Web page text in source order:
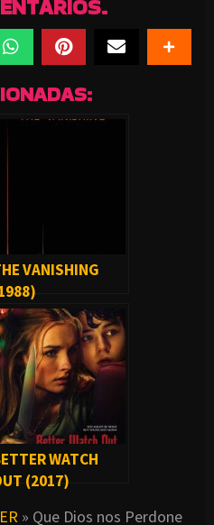
VANISHING
WATCH
(2017)
» Que Dios nos Perdone